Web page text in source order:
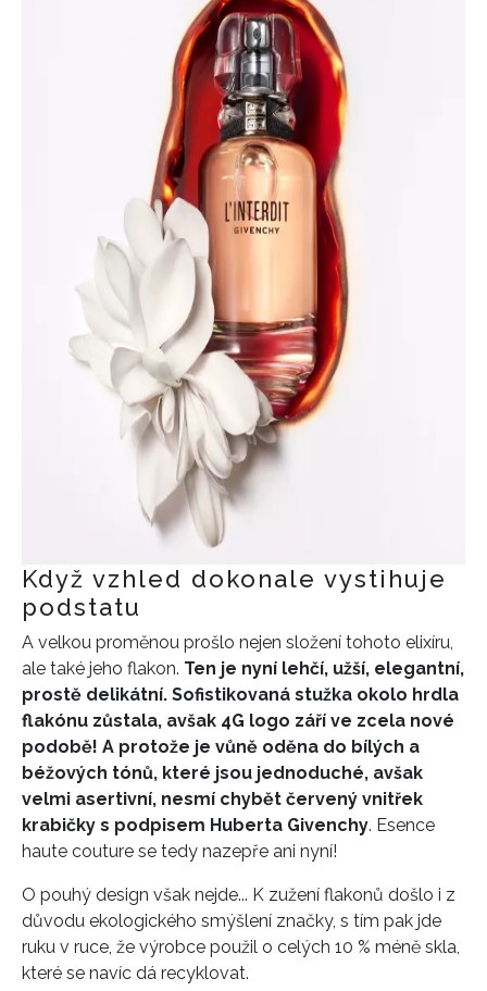
Když vzhled dokonale vystihuje
podstatu
A velkou proměnou prošlo nejen složení tohoto elixíru,
ale také jeho flakon. Ten je nyní lehčí, užší, elegantní,
prostě delikátní. Sofistikovaná stužka okolo hrdla
flakónu zůstala, avšak 4G logo září ve zcela nové
podobě! A protože je vůně oděna do bílých a
béžových tónů, které jsou jednoduché, avšak
velmi asertivní, nesmí chybět červený vnitřek
krabičky s podpisem Huberta Givenchy. Esence
haute couture se tedy nazepře ani nyní!
O pouhý design však nejde... K zužení flakonů došlo i z
důvodu ekologického smýšlení značky, s tím pak jde
ruku v ruce, že výrobce použil o celých 10 % méně skla,
které se navíc dá recyklovat.